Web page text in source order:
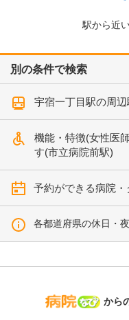
駅から近
別の条件で検索
宇宿一丁目駅の周
機能・特徴(女性医
す(市立病院前駅)
予約ができる病院
各都道府県の休日・
病院
から